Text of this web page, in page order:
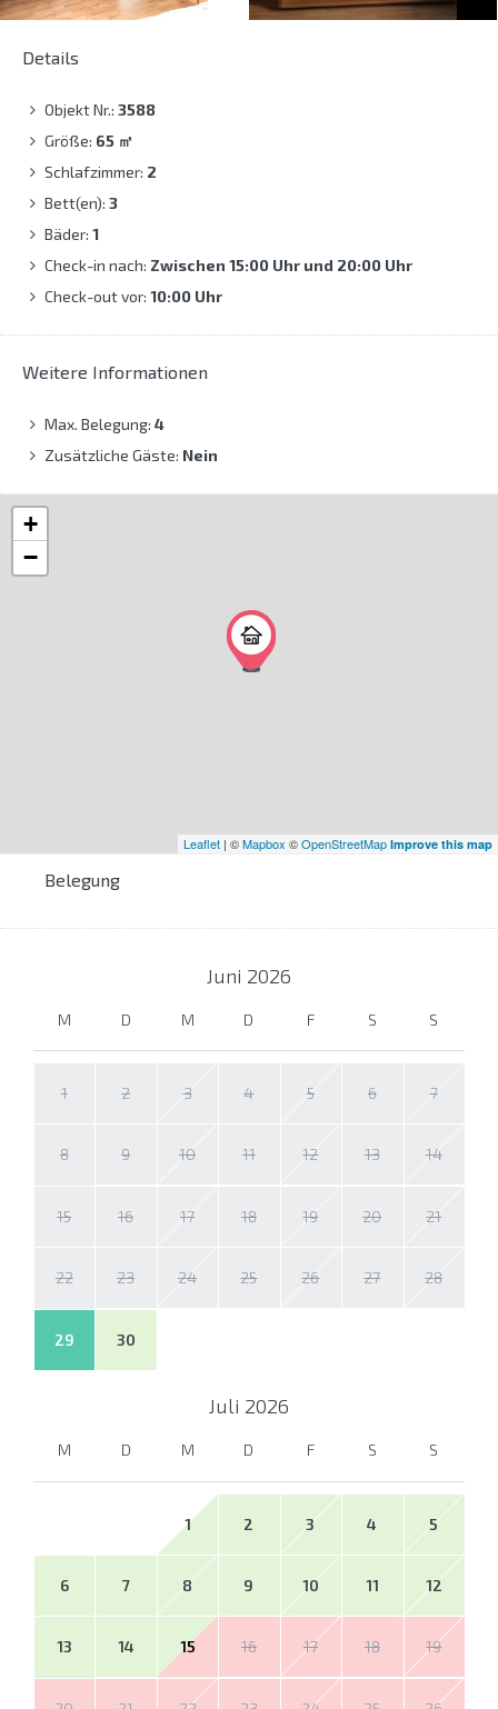
Details
Objekt Nr.: 3588
Größe: 65 ㎡
Schlafzimmer: 2
Bett(en): 3
Bäder: 1
Check-in nach: Zwischen 15:00 Uhr und 20:00 Uhr
Check-out vor: 10:00 Uhr
Weitere Informationen
Max. Belegung: 4
Zusätzliche Gäste: Nein
+
−
Leaflet | ©Mapbox ©OpenStreetMap Improve this map
Belegung
Juni 2026
M D M D F S S
1 2 3 4 5 6 7
8 9 10 11 12 13 14
15 16 17 18 19 20 21
22 23 24 25 26 27 28
29 30
Juli 2026
M D M D F S S
1 2 3 4 5
6 7 8 9 10 11 12
13 14 15 16 17 18 19